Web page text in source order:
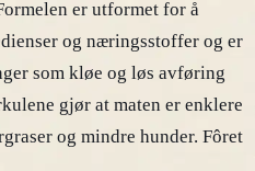
er utformet for å
og næringsstoffer og er
som kløe og løs avføring
gjør at maten er enklere
og mindre hunder. Fôret